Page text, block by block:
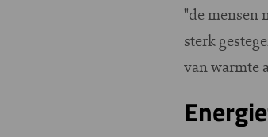
"de mensen
sterk
van warmte